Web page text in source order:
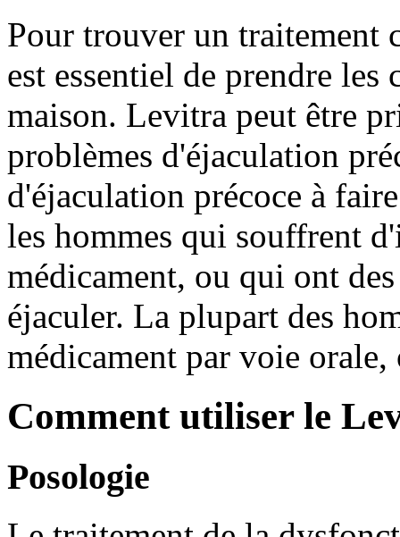
Pour trouver un traitement
est essentiel de prendre
maison. Levitra peut être
problèmes d'éjaculation
d'éjaculation précoce à
les hommes qui souffrent
médicament, ou qui ont
éjaculer. La plupart des
médicament par voie
Comment utiliser le
Posologie